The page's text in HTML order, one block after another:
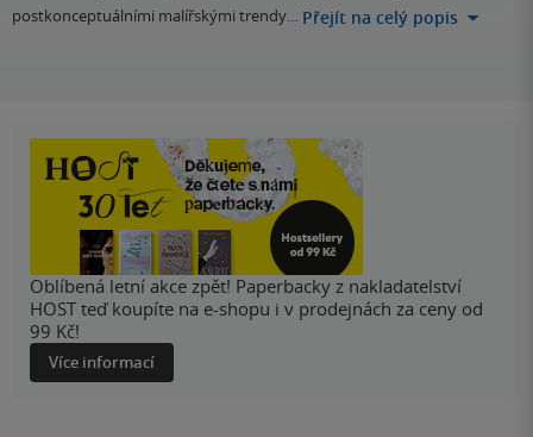
postkonceptuálními malířskými trendy… Přejít na celý popis
Oblíbená letní akce zpět! Paperbacky z nakladatelství
HOST teď koupíte na e-shopu i v prodejnách za ceny od
99 Kč!
Více informací